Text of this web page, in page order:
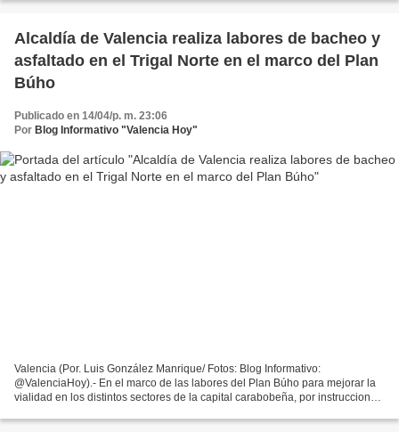
Alcaldía de Valencia realiza labores de bacheo y
asfaltado en el Trigal Norte en el marco del Plan
Búho
Publicado en 14/04/p. m. 23:06
Por Blog Informativo "Valencia Hoy"
Valencia (Por. Luis González Manrique/ Fotos: Blog Informativo:
@ValenciaHoy).- En el marco de las labores del Plan Búho para mejorar la
vialidad en los distintos sectores de la capital carabobeña, por instrucciones